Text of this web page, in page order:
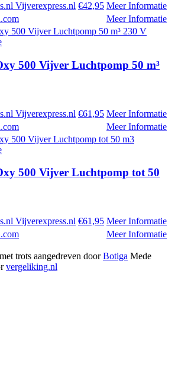
Vijverexpress.nl €42,95 Meer Informatie
Meer Informatie
500 Vijver Luchtpomp 50 m³
Vijverexpress.nl €61,95 Meer Informatie
Meer Informatie
500 Vijver Luchtpomp tot 50
Vijverexpress.nl €61,95 Meer Informatie
Meer Informatie
trots aangedreven doorBotiga Mede
vergeliking.nl